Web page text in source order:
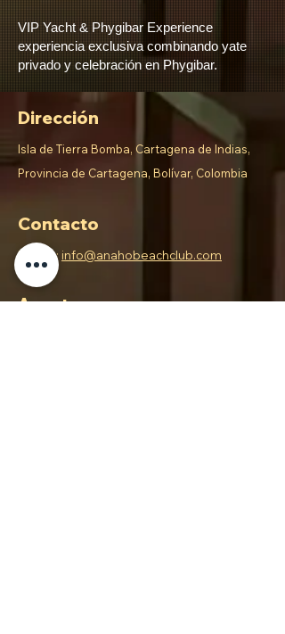
VIP Yacht & Phygibar Experience
experiencia exclusiva combinando yate
privado y celebración en Phygibar.
Dirección
Isla de Tierra Bomba, Cartagena de Indias,
Provincia de Cartagena, Bolívar, Colombia
Contacto
E-MAIL: info@anahobeachclub.com
Aceptamos